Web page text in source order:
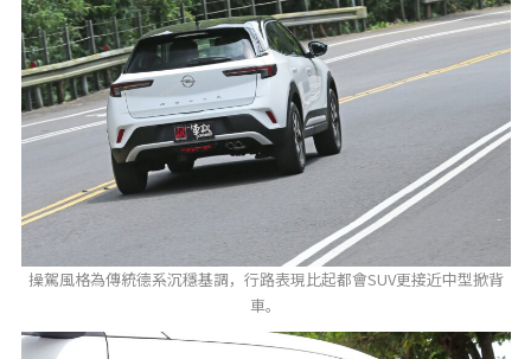
操駕風格為傳統德系沉穩基調，行路表現比起都會SUV更接近中型掀背
車。